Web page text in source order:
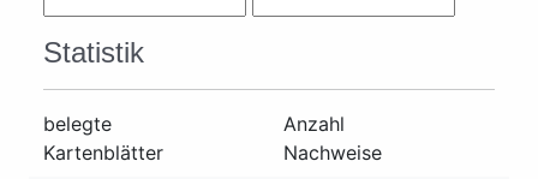
Statistik
belegte
Kartenblätter
Anzahl
Nachweise